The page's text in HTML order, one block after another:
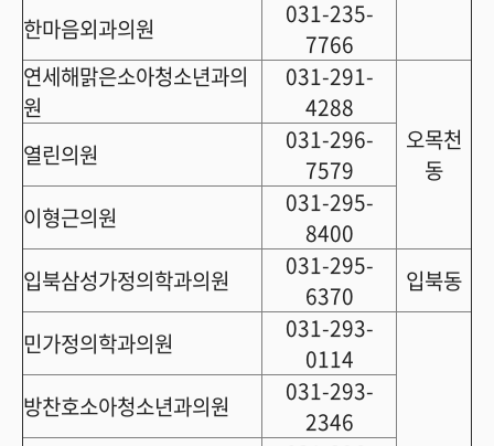
한마음외과의원
031-235-
7766
연세해맑은소아청소년과의
원
031-291-
4288
오목천
동
열린의원
031-296-
7579
이형근의원
031-295-
8400
입북삼성가정의학과의원
031-295-
6370
입북동
민가정의학과의원
031-293-
0114
방찬호소아청소년과의원
031-293-
2346